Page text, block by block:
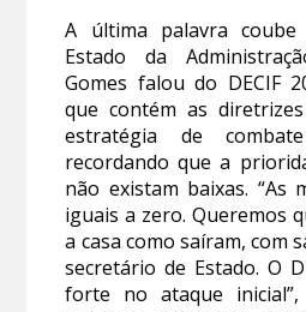
A última palavra
Estado da
Gomes falou do DECIF
que contém as
estratégia de
recordando que a
não existam baixas. “As
iguais a zero. Queremos
a casa como saíram, com
secretário de Estado. O
forte no ataque